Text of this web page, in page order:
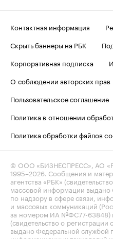
Контактная информация
Скрыть баннеры на РБК
Корпоративная подписка
О соблюдении авторских прав
Пользовательское соглашение
Политика в отношении
Политика обработки файлов
© ООО «БИЗНЕСПРЕСС», АО
1995–2026 . Сообщения и
агентства «РБК»
массовой информации выдано
по надзору в сфере связи,
и массовых коммуникаций
за номером ИА №ФС77-63848)
(свидетельство о
выдано Федеральной службой